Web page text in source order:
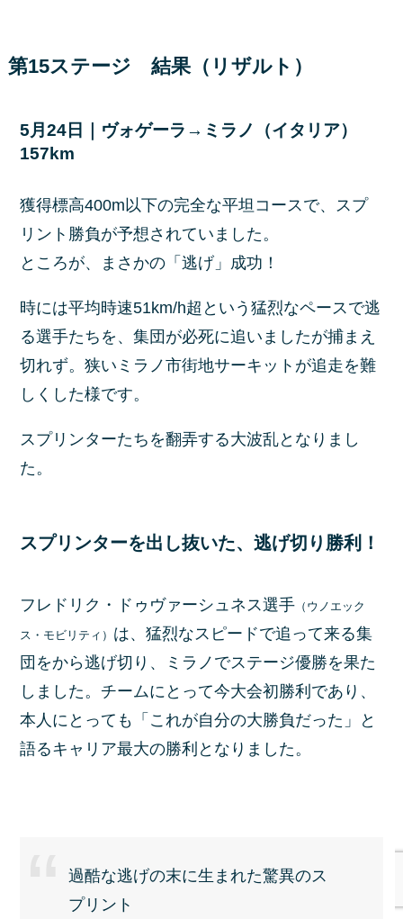
第15ステージ 結果（リザルト）
5月24日｜ヴォゲーラ→ミラノ（イタリア）
157km
獲得標高400m以下の完全な平坦コースで、スプ
リント勝負が予想されていました。
ところが、まさかの「逃げ」成功！
時には平均時速51km/h超という猛烈なペースで逃
る選手たちを、集団が必死に追いましたが捕まえ
切れず。狭いミラノ市街地サーキットが追走を難
しくした様です。
スプリンターたちを翻弄する大波乱となりまし
た。
スプリンターを出し抜いた、逃げ切り勝利！
フレドリク・ドゥヴァーシュネス選手 （ウノエック
ス・モビリティ） は、猛烈なスピードで追って来る集
団をから逃げ切り、ミラノでステージ優勝を果た
しました。チームにとって今大会初勝利であり、
本人にとっても「これが自分の大勝負だった」と
語るキャリア最大の勝利となりました。
過酷な逃げの末に生まれた驚異のス
プリント